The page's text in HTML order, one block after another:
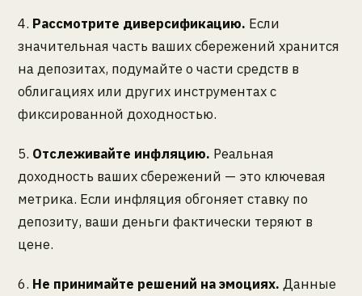
4. Рассмотрите диверсификацию. Если
значительная часть ваших сбережений хранится
на депозитах, подумайте о части средств в
облигациях или других инструментах с
фиксированной доходностью.
5. Отслеживайте инфляцию. Реальная
доходность ваших сбережений — это ключевая
метрика. Если инфляция обгоняет ставку по
депозиту, ваши деньги фактически теряют в
цене.
6. Не принимайте решений на эмоциях. Данные